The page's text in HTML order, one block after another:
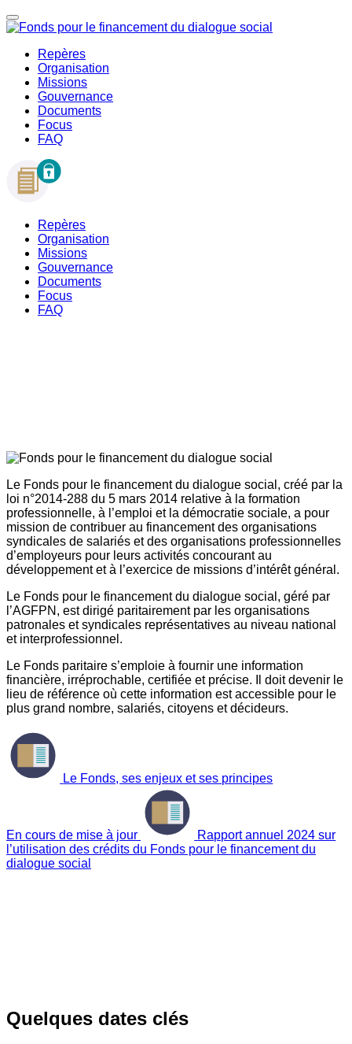
Repères
Organisation
Missions
Gouvernance
Documents
Focus
FAQ
Repères
Organisation
Missions
Gouvernance
Documents
Focus
FAQ
Le Fonds pour le financement du dialogue social, créé par la
loi n°2014-288 du 5 mars 2014 relative à la formation
professionnelle, à l’emploi et la démocratie sociale, a pour
mission de contribuer au financement des organisations
syndicales de salariés et des organisations professionnelles
d’employeurs pour leurs activités concourant au
développement et à l’exercice de missions d’intérêt général.
Le Fonds pour le financement du dialogue social, géré par
l’AGFPN, est dirigé paritairement par les organisations
patronales et syndicales représentatives au niveau national
et interprofessionnel.
Le Fonds paritaire s’emploie à fournir une information
financière, irréprochable, certifiée et précise. Il doit devenir le
lieu de référence où cette information est accessible pour le
plus grand nombre, salariés, citoyens et décideurs.
Le Fonds, ses enjeux et ses principes
En cours de mise à jour
Rapport annuel 2024 sur
l’utilisation des crédits du Fonds pour le financement du
dialogue social
Quelques dates clés